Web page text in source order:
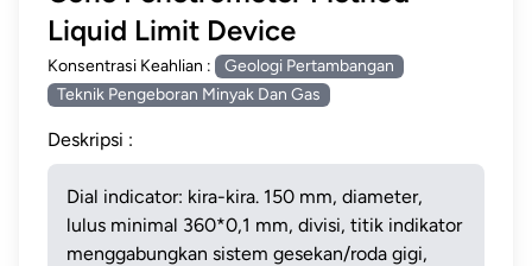
www.alatsmk.com www.alatsmk.com www.alatsmk.com
www.alatsmk.com www.alatsmk.com www.alatsmk.com
www.alatsmk.com www.alatsmk.com www.alatsmk.com
www.alatsmk.com www.alatsmk.com
Liquid Limit Device
Konsentrasi Keahlian :
Geologi Pertambangan
Teknik Pengeboran Minyak Dan Gas
Deskripsi :
Dial indicator: kira-kira. 150 mm, diameter,
lulus minimal 360*0,1 mm, divisi, titik indikator
menggabungkan sistem gesekan/roda gigi,